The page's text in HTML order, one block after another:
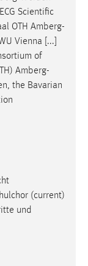
Scientific
OTH Amberg-
Vienna [...]
of
Amberg-
the Bavarian
(current)
und